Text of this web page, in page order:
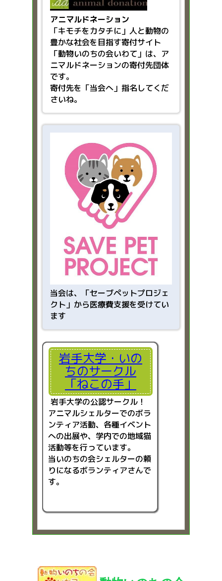
アニマルドネーション
「キモチをカタチに」人と動物の
豊かな社会を目指す寄付サイト
「動物いのちの会いわて」は、ア
ニマルドネーションの寄付先団体
です。
寄付先を「当会へ」指名してくだ
さいね。
当会は、「セーブペットプロジェ
クト」から医療費支援を受けてい
ます
岩手大学・いの
ちのサークル
「ねこの手」
岩手大学の公認サークル！
アニマルシェルターでのボラ
ンティア活動、各種イベント
への出展や、学内での地域猫
活動等を行っています。
当いのちの会シェルターの頼
りになるボランティアさんで
す。